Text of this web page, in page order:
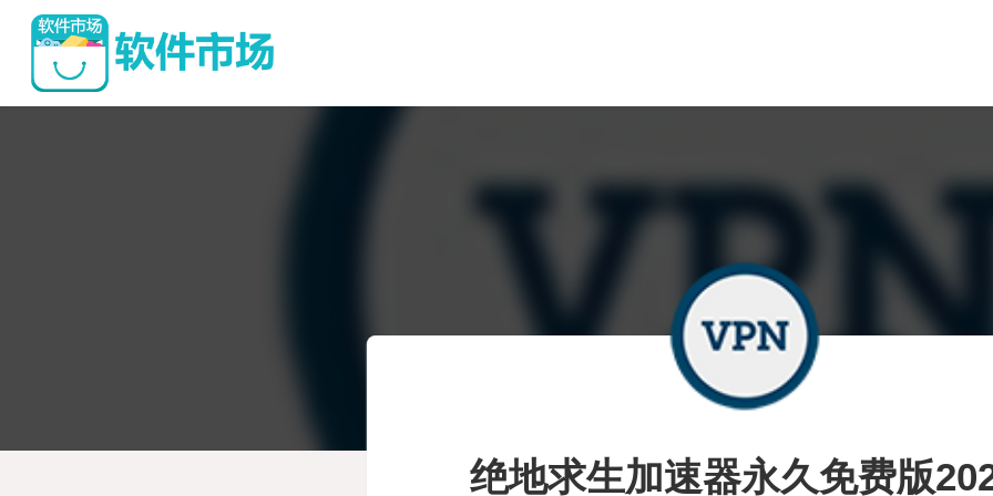
绝地求生加速器永久免费版